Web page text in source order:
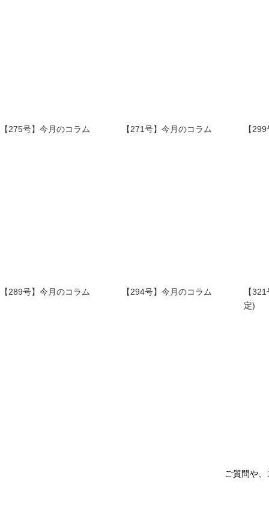
【275号】今月のコラム 【271号】今月のコラム 【
【289号】今月のコラム 【294号】今月のコラム
【
定)
ご質問や